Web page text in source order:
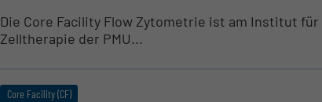
Die Core Facility Flow Zytometrie ist am Institut
Zelltherapie der PMU...
Core Facility (CF)